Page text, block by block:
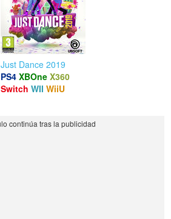
Just Dance 2019
PS4 XBOne X360
Switch WII WiiU